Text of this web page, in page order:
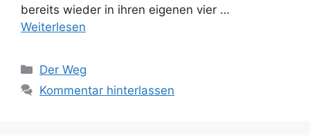
bereits wieder in ihren eigenen vier …
Weiterlesen
Kategorien
Der Weg
Kommentar hinterlassen